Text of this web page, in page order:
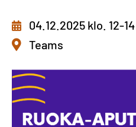
04.12.2025 klo. 12-14
Teams